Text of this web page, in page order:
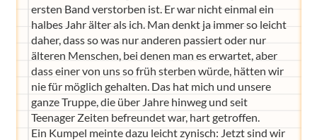
ersten Band verstorben ist. Er war nicht einmal ein
halbes Jahr älter als ich. Man denkt ja immer so leicht
daher, dass so was nur anderen passiert oder nur
älteren Menschen, bei denen man es erwartet, aber
dass einer von uns so früh sterben würde, hätten wir
nie für möglich gehalten. Das hat mich und unsere
ganze Truppe, die über Jahre hinweg und seit
Teenager Zeiten befreundet war, hart getroffen.
Ein Kumpel meinte dazu leicht zynisch: Jetzt sind wir